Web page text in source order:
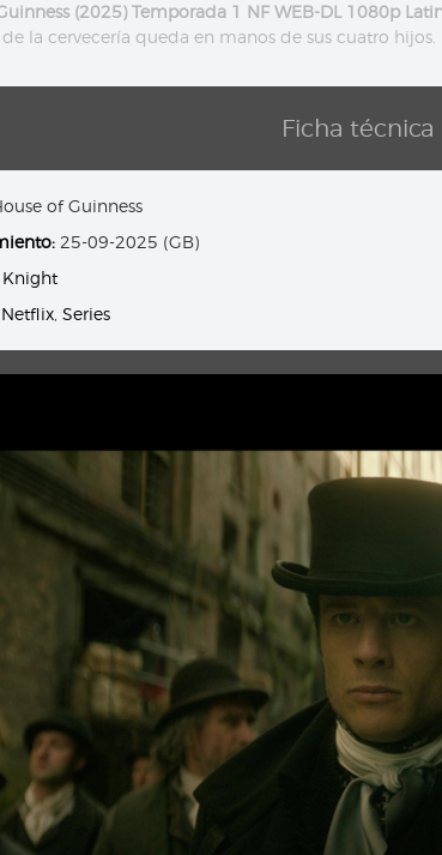
(2025) Temporada 1 NF WEB-DL 1080p
la cervecería queda en manos de sus cuatro hijos.
Ficha técnica
of Guinness
25-09-2025 (GB)
Knight
Netflix ,Series